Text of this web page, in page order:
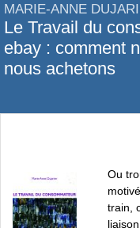
MARIE-ANNE
Le Travail du
ebay : comment
nous achetons
Ou
train,